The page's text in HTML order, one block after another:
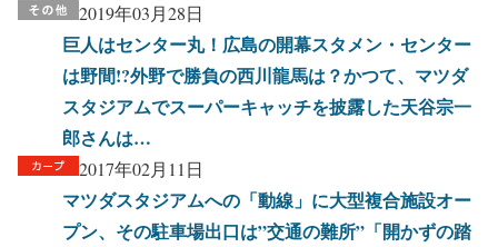
2019年03月28日
巨人はセンター丸！広島の開幕スタメン・センター
は野間!?外野で勝負の西川龍馬は？かつて、マツダ
スタジアムでスーパーキャッチを披露した天谷宗一
郎さんは…
2017年02月11日
マツダスタジアムへの「動線」に大型複合施設オー
プン、その駐車場出口は”交通の難所”「開かずの踏